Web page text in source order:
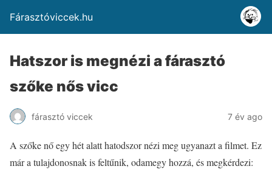
Fárasztóviccek.hu
Hatszor is megnézi a fárasztó
szőke nős vicc
fárasztó viccek 7 év ago
A szőke nő egy hét alatt hatodszor nézi meg ugyanazt a filmet. Ez
már a tulajdonosnak is feltűnik, odamegy hozzá, és megkérdezi: